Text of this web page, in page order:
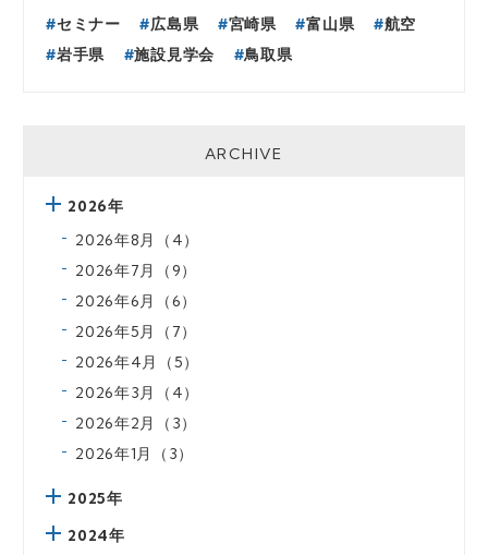
セミナー 広島県 宮崎県 富山県
航空
岩手県
施設見学会 鳥取県
ARCHIVE
2026年
2026年8月（4）
2026年7月（9）
2026年6月（6）
2026年5月（7）
2026年4月（5）
2026年3月（4）
2026年2月（3）
2026年1月（3）
2025年
2024年